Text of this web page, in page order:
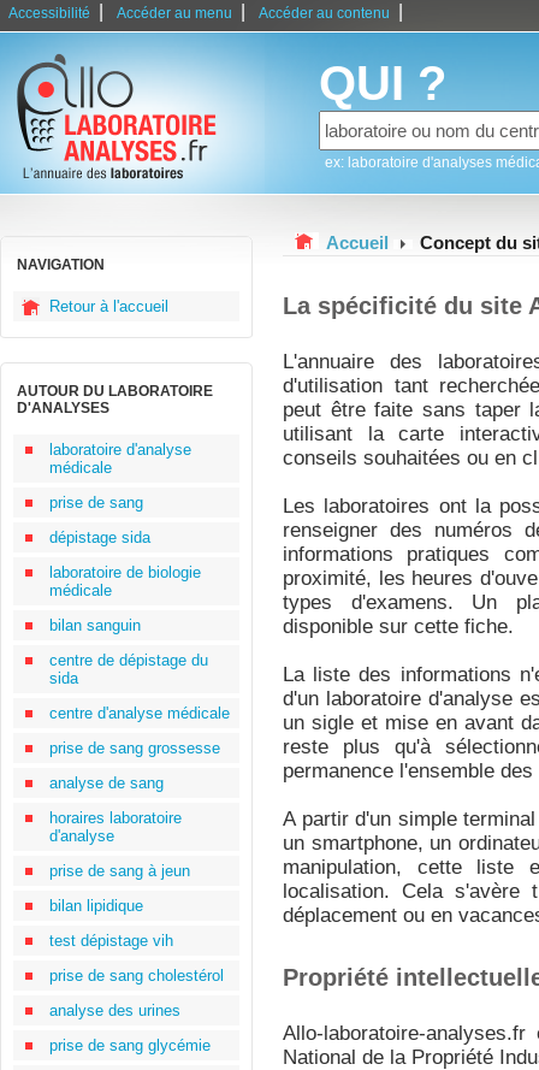
Accessibilité Accéder au menu Accéder au contenu
QUI ?
ex: laboratoire d'analyses
NAVIGATION
Retour à l'accueil
AUTOUR DU LABORATOIRE
D'ANALYSES
laboratoire d'analyse
médicale
prise de sang
dépistage sida
laboratoire de biologie
médicale
bilan sanguin
centre de dépistage du
sida
centre d'analyse médicale
prise de sang grossesse
analyse de sang
horaires laboratoire
d'analyse
prise de sang à jeun
bilan lipidique
test dépistage vih
prise de sang cholestérol
analyse des urines
prise de sang glycémie
Accueil Concept du
La spécificité du site
L'annuaire des
d'utilisation tant
peut être faite sans taper
utilisant la carte
conseils souhaitées ou en
Les laboratoires ont la
renseigner des numéros
informations pratiques
proximité, les heures
types d'examens. Un
disponible sur cette fiche.
La liste des informations
d'un laboratoire d'analyse
un sigle et mise en avant
reste plus qu'à
permanence l'ensemble
A partir d'un simple
un smartphone, un
manipulation, cette liste
localisation. Cela
déplacement ou en
Propriété
Allo-laboratoire-
National de la Propriété